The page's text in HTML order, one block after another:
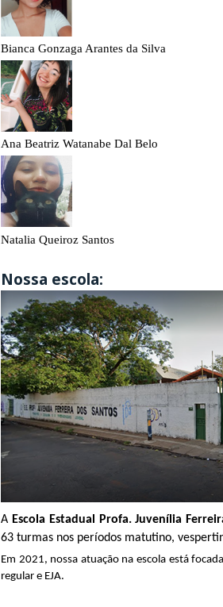
Bianca Gonzaga
Ana Beatriz
Natalia
Nossa escola:
A Escola Estadual Profa. Juvenília
63 turmas nos períodos matutino,
Em 2021, nossa atuação na escola está
regular e EJA.